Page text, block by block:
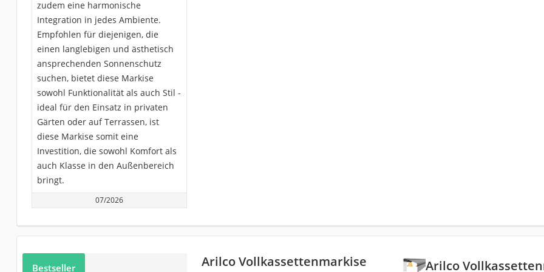
zudem eine harmonische
Integration in jedes Ambiente.
Empfohlen für diejenigen, die
einen langlebigen und ästhetisch
ansprechenden Sonnenschutz
suchen, bietet diese Markise
sowohl Funktionalität als auch Stil -
ideal für den Einsatz in privaten
Gärten oder auf Terrassen, ist
diese Markise somit eine
Investition, die sowohl Komfort als
auch Klasse in den Außenbereich
bringt.
07/2026
Arilco
Bestseller Arilco Vollkassettenmarkise